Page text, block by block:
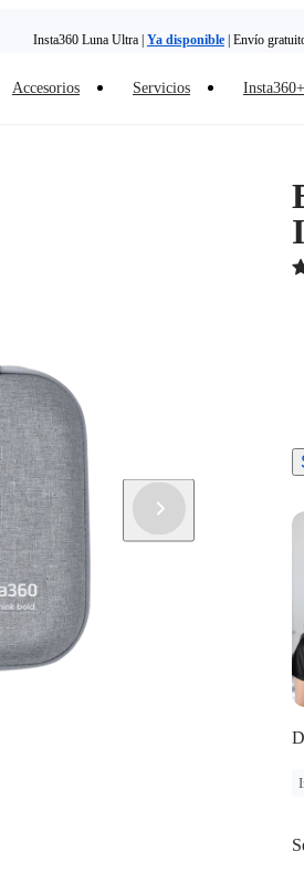
Insta360 Luna Ultra | Ya disponible | Envío
Accesorios Servicios Insta360+